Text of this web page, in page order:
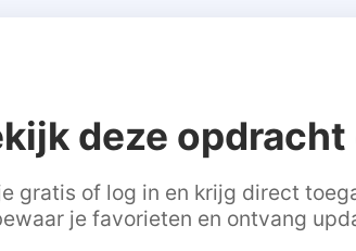
deze opdracht
gratis of log in en krijg direct
je favorieten en ontvang